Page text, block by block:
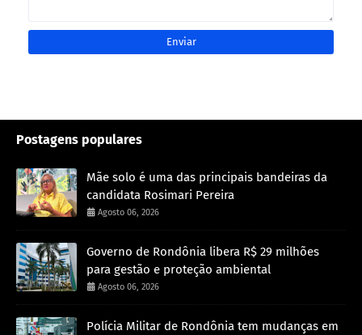
Postagens populares
Mãe solo é uma das principais bandeiras da
candidata Rosimari Pereira
Agosto 06, 2026
Governo de Rondônia libera R$ 29 milhões
para gestão e proteção ambiental
Agosto 06, 2026
Polícia Militar de Rondônia tem mudanças em